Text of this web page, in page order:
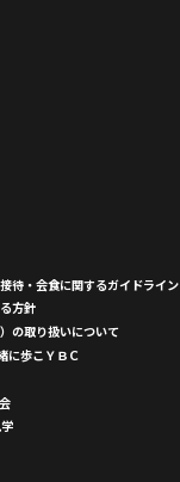
待・会食に関するガイドライン
方針
の取り扱いについて
に歩こＹＢＣ